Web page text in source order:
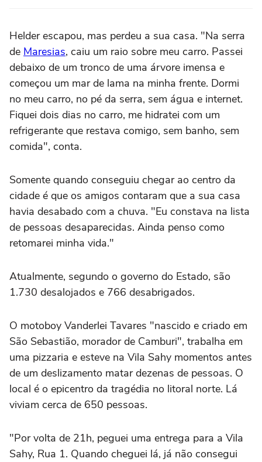
Helder escapou, mas perdeu a sua casa. "Na serra
de Maresias, caiu um raio sobre meu carro. Passei
debaixo de um tronco de uma árvore imensa e
começou um mar de lama na minha frente. Dormi
no meu carro, no pé da serra, sem água e internet.
Fiquei dois dias no carro, me hidratei com um
refrigerante que restava comigo, sem banho, sem
comida", conta.
Somente quando conseguiu chegar ao centro da
cidade é que os amigos contaram que a sua casa
havia desabado com a chuva. "Eu constava na lista
de pessoas desaparecidas. Ainda penso como
retomarei minha vida."
Atualmente, segundo o governo do Estado, são
1.730 desalojados e 766 desabrigados.
O motoboy Vanderlei Tavares "nascido e criado em
São Sebastião, morador de Camburi", trabalha em
uma pizzaria e esteve na Vila Sahy momentos antes
de um deslizamento matar dezenas de pessoas. O
local é o epicentro da tragédia no litoral norte. Lá
viviam cerca de 650 pessoas.
"Por volta de 21h, peguei uma entrega para a Vila
Sahy, Rua 1. Quando cheguei lá, já não consegui